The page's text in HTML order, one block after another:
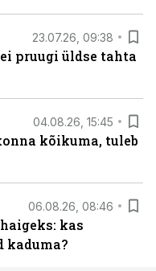
23.07.26, 09:38
pruugi üldse tahta
04.08.26, 15:45
kõikuma, tuleb
06.08.26, 08:46
kas
kaduma?